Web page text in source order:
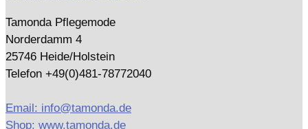
Tamonda Pflegemode
Norderdamm 4
25746 Heide/Holstein
Telefon +49(0)481-78772040
Email: info@tamonda.de
Shop: www.tamonda.de